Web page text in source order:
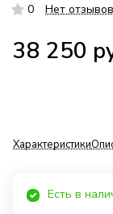
0 Нет отзывов
38 250
Характеристики
Есть в